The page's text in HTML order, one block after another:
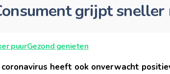
grijpt
puurGezond genieten
heeft ook onverwacht